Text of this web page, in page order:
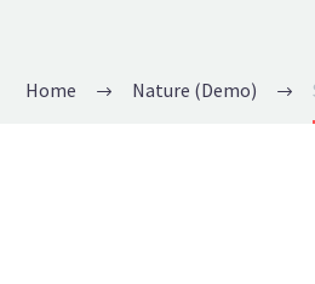
Home Nature (Demo)